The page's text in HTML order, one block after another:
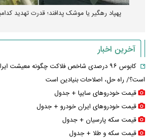
پهپاد رهگیر یا موشک پدافند؛ قدرت تهدید
آخرین اخبار
کابوس ۹۶ درصدی شاخص فلاکت چگونه معیشت
است؟/ راه حل، اصلاحات بنیادین است
قیمت خودرو‌های سایپا + جدول
قیمت خودرو‌های ایران خودرو + جدول
قیمت سکه پارسیان + جدول
قیمت سکه و طلا + جدول